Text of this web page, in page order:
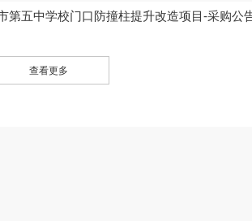
第五中学校门口防撞柱提升改造项目-采购公
查看更多